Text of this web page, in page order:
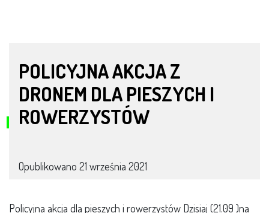
POLICYJNA AKCJA Z
DRONEM DLA PIESZYCH I
ROWERZYSTÓW
Opublikowano 21 września 2021
Policyjna akcja dla pieszych i rowerzystów Dzisiaj (21.09 )na